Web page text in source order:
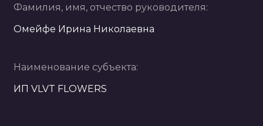
Фамилия, имя, отчество руководителя:
Омейфе Ирина Николаевна
Наименование субъекта:
ИП VLVT FLOWERS